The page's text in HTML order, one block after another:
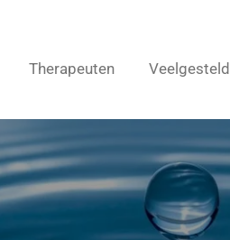
Therapeuten